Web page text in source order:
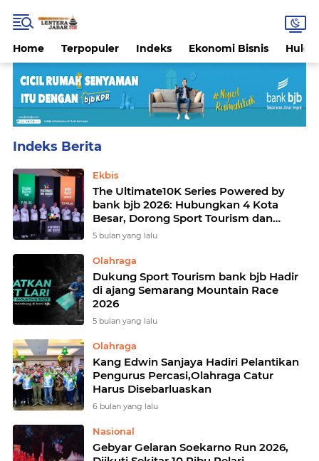
Home Terpopuler Indeks Ekonomi Bisnis
Ekbis
The Ultimate10K Series Powered by
bank bjb 2026: Hubungkan 4 Kota
Besar, Dorong Sport Tourism dan
Ekonomi Daerah
5 bulan yang lalu
Olahraga
Dukung Sport Tourism bank bjb Hadir
di ajang Semarang Mountain Race
2026
5 bulan yang lalu
Olahraga
Kang Edwin Sanjaya Hadiri Pelantikan
Pengurus Percasi,Olahraga Catur
Harus Disebarluaskan
6 bulan yang lalu
Nasional
Gebyar Gelaran Soekarno Run 2026,